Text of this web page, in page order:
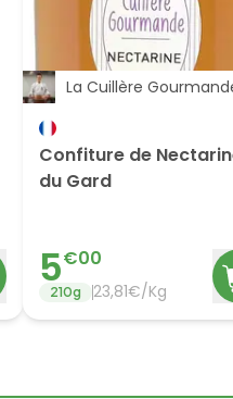
La Cuillère
Confiture de
du Gard
5€00
210g 23,81€/Kg